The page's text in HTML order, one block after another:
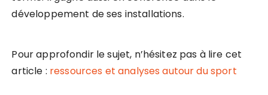
développement de ses installations.
Pour approfondir le sujet, n’hésitez pas à lire cet
article : ressources et analyses autour du sport